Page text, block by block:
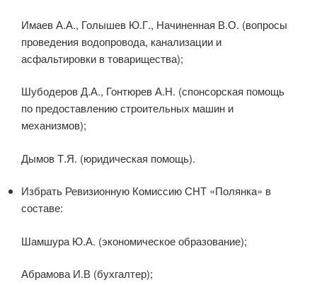
Имаев А.А., Голышев Ю.Г., Начиненная В.О. (вопросы
проведения водопровода, канализации и
асфальтировки в товарищества);
Шубодеров Д.А., Гонтюрев А.Н. (спонсорская помощь
по предоставлению строительных машин и
механизмов);
Дымов Т.Я. (юридическая помощь).
Избрать Ревизионную Комиссию СНТ «Полянка» в
составе:
Шамшура Ю.А. (экономическое образование);
Абрамова И.В (бухгалтер);